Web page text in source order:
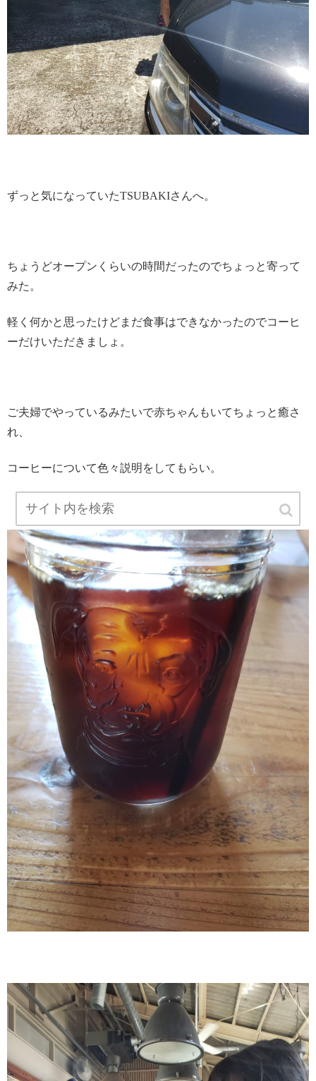
ずっと気になっていたTSUBAKIさんへ。
ちょうどオープンくらいの時間だったのでちょっと寄って
みた。
軽く何かと思ったけどまだ食事はできなかったのでコーヒ
ーだけいただきましょ。
ご夫婦でやっているみたいで赤ちゃんもいてちょっと癒さ
れ、
コーヒーについて色々説明をしてもらい。